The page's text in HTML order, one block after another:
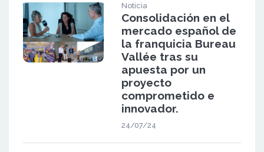
Noticia
Consolidación en el
mercado español de
la franquicia Bureau
Vallée tras su
apuesta por un
proyecto
comprometido e
innovador.
24/07/24